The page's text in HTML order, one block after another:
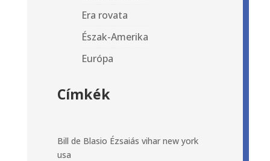
Era rovata
Észak-Amerika
Európa
Címkék
Bill de Blasio Ézsaiás vihar new york
usa